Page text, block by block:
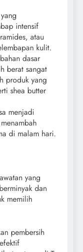
intensif
atau
kulit.
dasar
berat sangat
produk yang
shea butter
menjadi
di malam hari.
yang
dan
memilih
pembersih